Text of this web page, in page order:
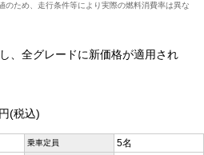
ため、走行条件等により実際の燃料消費率は異な
、全グレードに新価格が適用され
(税込)
乗車定員 5名